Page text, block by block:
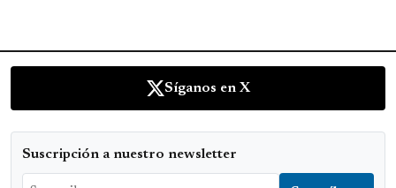
Síganos en X
Suscripción a nuestro newsletter